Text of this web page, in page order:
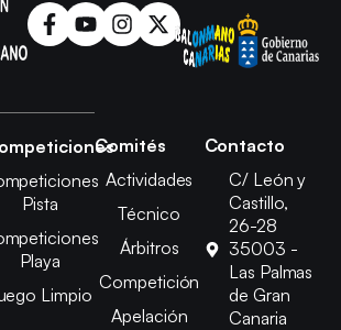
Pista
Playa
Limpio
Comités
Actividades
Técnico
Árbitros
Competición
Apelación
Contacto
C/ León y
Castillo,
26-28
35003 -
Las Palmas
de Gran
Canaria